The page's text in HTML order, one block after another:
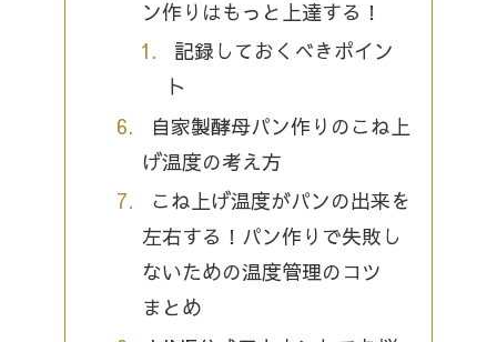
ン作りはもっと上達する！
記録しておくべきポイン
ト
自家製酵母パン作りのこね上
げ温度の考え方
こね上げ温度がパンの出来を
左右する！パン作りで失敗し
ないための温度管理のコツ
まとめ